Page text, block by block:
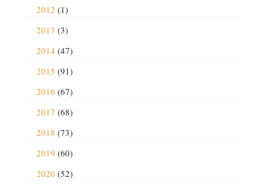
2012 (1)
2013 (3)
2014 (47)
2015 (91)
2016 (67)
2017 (68)
2018 (73)
2019 (60)
2020 (52)